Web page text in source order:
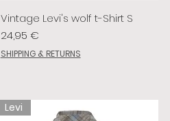
Vintage Levi's wolf t-Shirt S
Prix
24,95 €
SHIPPING & RETURNS
Levi